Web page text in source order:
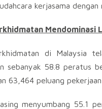
kerjasama
Mendominasi
di Malaysia
sebanyak 58.8 peratus
63,464 peluang pekerjaan
menyumbang 55.1